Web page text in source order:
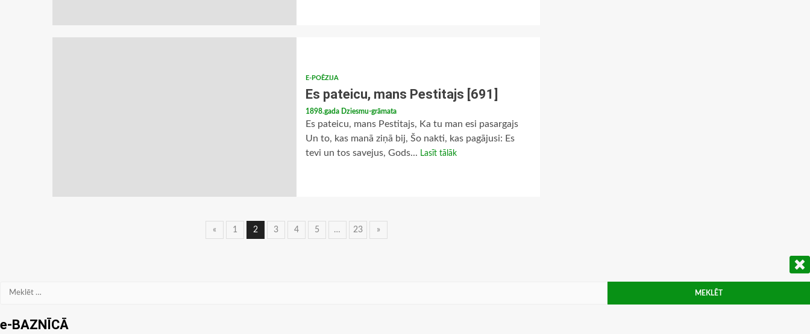
E-POĒZIJA
Es pateicu, mans Pestitajs [691]
1898.gada Dziesmu-grāmata
Es pateicu, mans Pestitajs, Ka tu man esi pasargajs
Un to, kas manā ziņā bij, Šo nakti, kas pagājusi: Es
tevi un tos savejus, Gods... Lasīt tālāk
Ziņu
« 1 2 3 4 5 … 23 »
Meklēt:
e-BAZNĪCĀ